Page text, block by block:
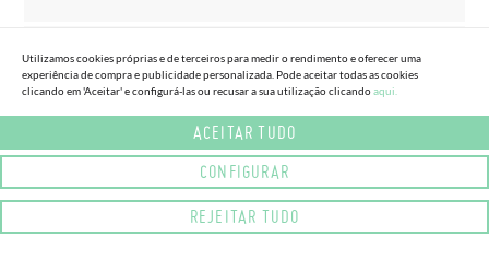
Utilizamos cookies próprias e de terceiros para medir o rendimento e oferecer uma
experiência de compra e publicidade personalizada. Pode aceitar todas as cookies
clicando em 'Aceitar' e configurá-las ou recusar a sua utilização clicandoaqui.
ACEITAR TUDO
CONFIGURAR
REJEITAR TUDO